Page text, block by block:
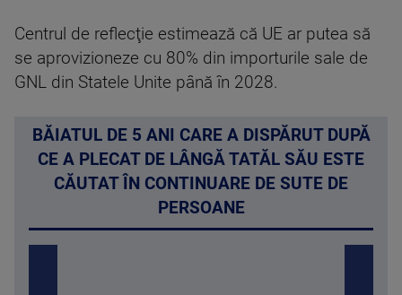
Centrul de reflecţie estimează că UE ar putea să
se aprovizioneze cu 80% din importurile sale de
GNL din Statele Unite până în 2028.
BĂIATUL DE 5 ANI CARE A DISPĂRUT DUPĂ
CE A PLECAT DE LÂNGĂ TATĂL SĂU ESTE
CĂUTAT ÎN CONTINUARE DE SUTE DE
PERSOANE